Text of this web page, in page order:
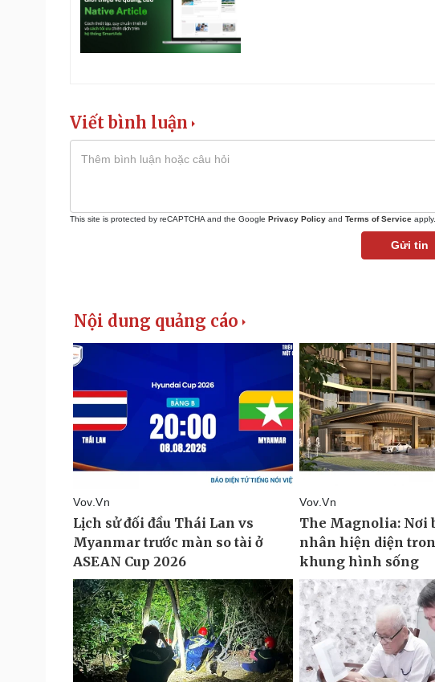
Viết bình luận
This site is protected by reCAPTCHA and the Google Privacy Policy and Terms of Service apply.
Gửi tin